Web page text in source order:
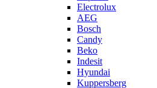
Electrolux
AEG
Bosch
Candy
Beko
Indesit
Hyundai
Kuppersberg